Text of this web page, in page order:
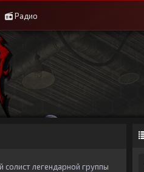
Радио
легендарной группы